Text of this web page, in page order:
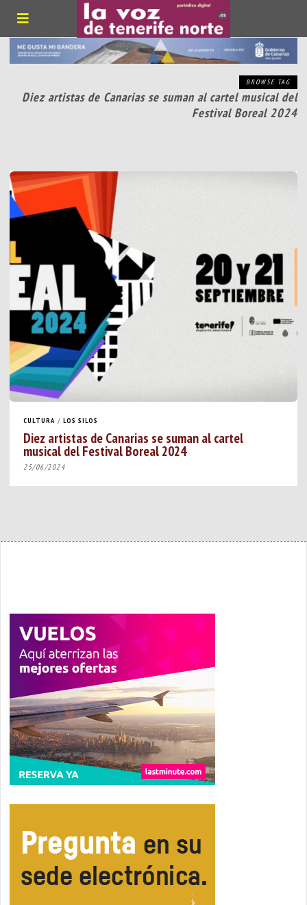
BROWSE TAG
Diez artistas de Canarias se suman al cartel musical del
Festival Boreal 2024
CULTURA / LOS SILOS
Diez artistas de Canarias se suman al cartel
musical del Festival Boreal 2024
25/06/2024